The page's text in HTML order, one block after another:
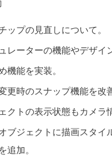
ップの見直しについて。
レーターの機能やデザイ
機能を実装。
更時のスナップ機能を改
クトの表示状態もカメラ
ブジェクトに描画スタイ
追加。